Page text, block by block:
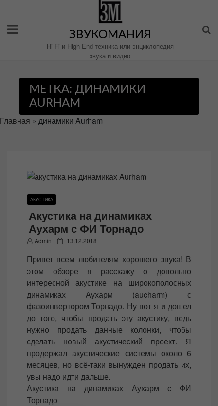
содержимому
ЗВУКОМАНИЯ
Hi-Fi и High-End техника или энциклопедия
звука и видео
МЕТКА: ДИНАМИКИ
AURHAM
Главная » динамики Aurham
АКУСТИКА
Акустика на динамиках
Аухарм с ФИ Торнадо
Admin
P
s
t
e
d
o
n
13.12.2018
Привет всем любителям хорошего звука! В
этом обзоре я расскажу о довольно
интересной акустике на широкополосных
динамиках Аухарм (aucharm) с
фазоинвертором Торнадо. Ну вот я и дошел
до того, чтобы продать эту акустику, ведь
нужно продать данные колонки, чтобы
сделать новый акустический проект. Я
продержал акустические системы около 6
месяцев, но всё-таки вынужден продать их,
увы надо идти дальше.
Акустика на динамиках Аухарм с ФИ
Торнадо